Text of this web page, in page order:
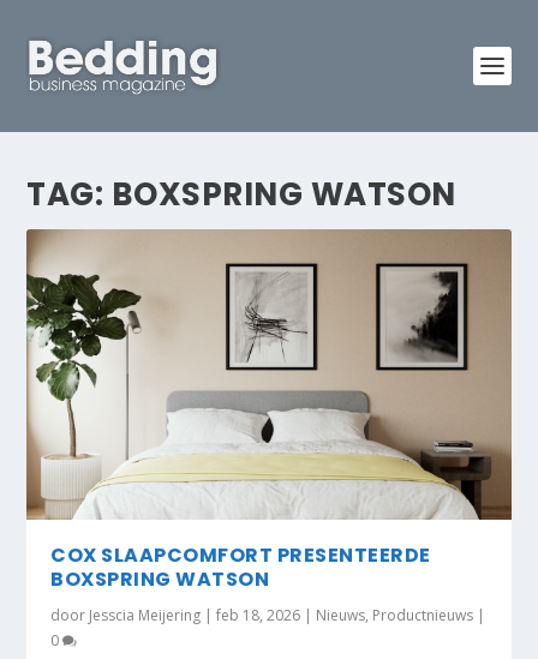
TAG: BOXSPRING WATSON
COX SLAAPCOMFORT PRESENTEERDE
BOXSPRING WATSON
door Jesscia Meijering |feb 18, 2026 | Nieuws, Productnieuws |
0